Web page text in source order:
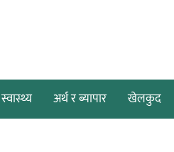
स्वास्थ्य अर्थ र ब्यापार खेलकुद